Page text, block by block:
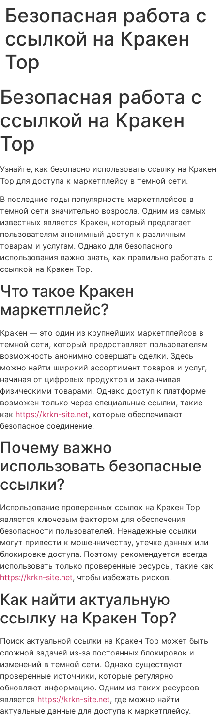
Безопасная работа с
ссылкой на Кракен
Тор
Безопасная работа с
ссылкой на Кракен
Тор
Узнайте, как безопасно использовать ссылку на Кракен
Тор для доступа к маркетплейсу в темной сети.
В последние годы популярность маркетплейсов в
темной сети значительно возросла. Одним из самых
известных является Кракен, который предлагает
пользователям анонимный доступ к различным
товарам и услугам. Однако для безопасного
использования важно знать, как правильно работать с
ссылкой на Кракен Тор.
Что такое Кракен
маркетплейс?
Кракен — это один из крупнейших маркетплейсов в
темной сети, который предоставляет пользователям
возможность анонимно совершать сделки. Здесь
можно найти широкий ассортимент товаров и услуг,
начиная от цифровых продуктов и заканчивая
физическими товарами. Однако доступ к платформе
возможен только через специальные ссылки, такие
как https://krkn-site.net, которые обеспечивают
безопасное соединение.
Почему важно
использовать безопасные
ссылки?
Использование проверенных ссылок на Кракен Тор
является ключевым фактором для обеспечения
безопасности пользователей. Ненадежные ссылки
могут привести к мошенничеству, утечке данных или
блокировке доступа. Поэтому рекомендуется всегда
использовать только проверенные ресурсы, такие как
https://krkn-site.net, чтобы избежать рисков.
Как найти актуальную
ссылку на Кракен Тор?
Поиск актуальной ссылки на Кракен Тор может быть
сложной задачей из-за постоянных блокировок и
изменений в темной сети. Однако существуют
проверенные источники, которые регулярно
обновляют информацию. Одним из таких ресурсов
является https://krkn-site.net, где можно найти
актуальные данные для доступа к маркетплейсу.